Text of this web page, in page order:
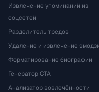
Извлечение упоминаний из
соцсетей
Разделитель тредов
Удаление и извлечение
Форматирование биографии
Генератор CTA
Анализатор вовлечённости